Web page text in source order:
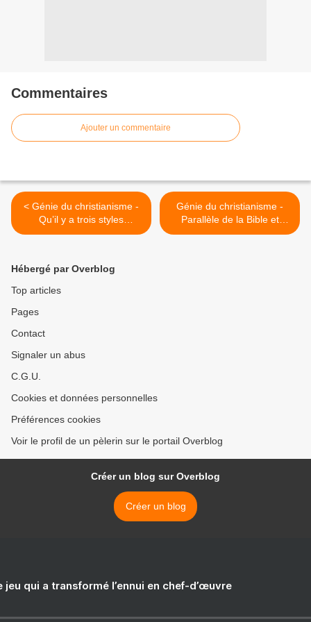
Commentaires
Ajouter un commentaire
< Génie du christianisme -
Qu’il y a trois styles
principaux dans l’Écriture
Génie du christianisme -
Parallèle de la Bible et
d’Homère. — Termes de
Hébergé par Overblog
Top articles
Pages
Contact
Signaler un abus
C.G.U.
Cookies et données personnelles
Préférences cookies
Voir le profil de un pèlerin sur le portail Overblog
Créer un blog sur Overblog
Créer un blog
jeu qui a transformé l’ennui en chef-d’œuvre